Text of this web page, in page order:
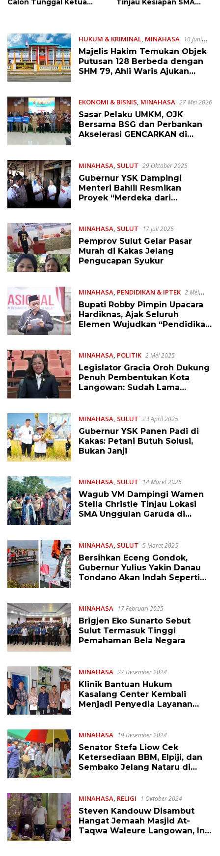
Calon Tunggal Ketua
Tinjau Kesiapan SMA
HUKUM & KRIMINAL, MINAHASA
10 Juni
2026
Majelis Hakim Temukan Objek
Putusan 128 Berbeda dengan
SHM 79, Ahli Waris Ajukan
EKONOMI & BISNIS, MINAHASA 27 Mei 2026
Sasar Pelaku UMKM, OJK
Bersama BSG dan Perbankan
Akselerasi GENCARKAN di
MINAHASA, SULUT 29 Oktober 2025
Gubernur YSK Dampingi
Menteri Bahlil Resmikan
Proyek “Merdeka dari
MINAHASA, SULUT 17 Juli 2025
Pemprov Sulut Gelar Pasar
Murah di Kakas Jelang
Pengucapan Syukur
MINAHASA, PENDIDIKAN & IPTEK 2 Mei
2025
Bupati Robby Pimpin Upacara
Hardiknas, Ajak Seluruh
Elemen Wujudkan “Pendidikan
MINAHASA, POLITIK 2 Mei 2025
Legislator Gracia Oroh Dukung
Penuh Pembentukan Kota
Langowan: Sudah Lama
MINAHASA, SULUT 23 April 2025
Gubernur YSK Panen Padi di
Kakas: Petani Butuh Solusi,
Bukan Janji
MINAHASA, SULUT 14 Maret 2025
Wagub VM Dampingi Wamen
Stella Christie Tinjau Lokasi
SMA Unggulan Garuda di
MINAHASA, SULUT 5 Maret 2025
Bersihkan Eceng Gondok,
Gubernur Yulius Yakin Danau
Tondano Akan Indah Seperti
MINAHASA 17 Februari 2025
Brigjen Eko Sunarto Sebut
Sulut Termasuk Tinggi
Pemahaman Bela Negara
MINAHASA 27 Desember 2024
Klinik Bantuan Hukum
Kasalang Center Kembali
Menjadi Penyedia Layanan
MINAHASA 19 Desember 2024
Senator Stefa Liow Cek
Ketersediaan BBM, Elpiji, dan
Sembako Jelang Nataru di
MINAHASA RELIGI 1 Oktober 2024
Steven Kandouw Disambut
Hangat Jemaah Masjid At-
Taqwa Waleure Langowan, Ini